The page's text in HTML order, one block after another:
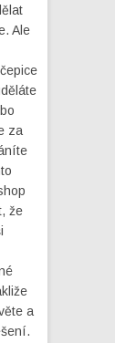
Ale
za
že
a